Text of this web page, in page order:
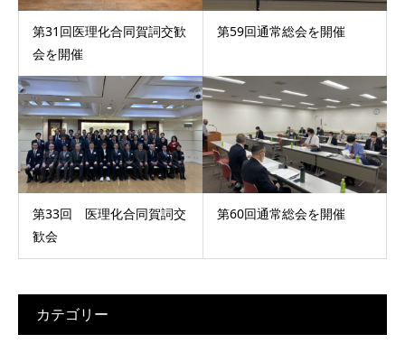
第31回医理化合同賀詞交歓
会を開催
第59回通常総会を開催
第33回 医理化合同賀詞交
歓会
第60回通常総会を開催
カテゴリー